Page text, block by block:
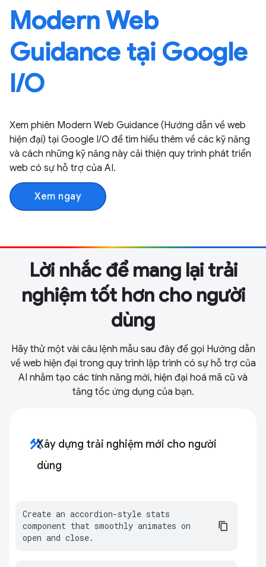
Modern Web
Guidance tại Google
I / O
Xem phiên Modern Web Guidance (Hướng dẫn về web
hiện đại) tại Google I / O để tìm hiểu thêm về các kỹ năng
và cách những kỹ năng này cải thiện quy trình phát triển
web có sự hỗ trợ của AI.
Xem ngay
Lời nhắc để mang lại trải
nghiệm tốt hơn cho người
dùng
Hãy thử một vài câu lệnh mẫu sau đây để gọi Hướng dẫn
về web hiện đại trong quy trình lập trình có sự hỗ trợ của
AI nhằm tạo các tính năng mới, hiện đại hoá mã cũ và
tăng tốc ứng dụng của bạn.
constructionXây dựng trải nghiệm mới cho người
dùng
Create an accordion-style stats
component that smoothly animates on
open and close.